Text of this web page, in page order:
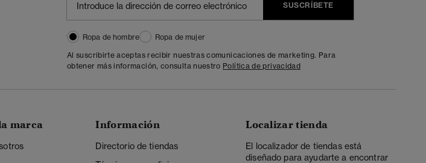
SUSCRÍBETE
Ropa de hombre
Ropa de mujer
Al suscribirte aceptas recibir nuestras comunicaciones de marketing. Para
obtener más información, consulta nuestro Política de privacidad
marca Información
Directorio de tiendas
Localizar tienda
El localizador de tiendas está
diseñado para ayudarte a encontrar